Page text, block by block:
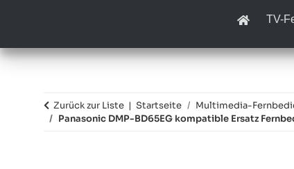
TV-
Zurück zur Liste Startseite Multimedia-
Panasonic DMP-BD65EG kompatible Ersatz